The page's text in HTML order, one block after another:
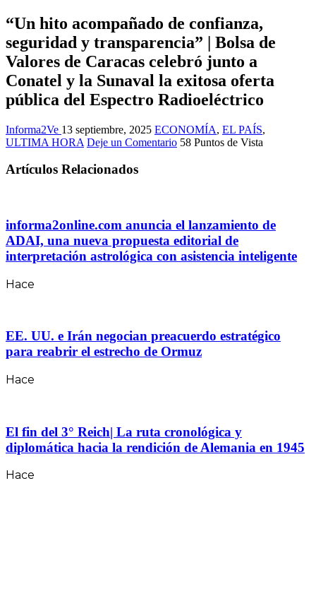
“Un hito acompañado de confianza,
seguridad y transparencia” | Bolsa de
Valores de Caracas celebró junto a
Conatel y la Sunaval la exitosa oferta
pública del Espectro Radioeléctrico
Informa2Ve 13 septiembre, 2025 ECONOMÍA, EL PAÍS,
ULTIMA HORA Deje un Comentario 58 Puntos de Vista
Artículos Relacionados
informa2online.com anuncia el lanzamiento de
ADAI, una nueva propuesta editorial de
interpretación astrológica con asistencia inteligente
Hace
EE. UU. e Irán negocian preacuerdo estratégico
para reabrir el estrecho de Ormuz
Hace
El fin del 3° Reich| La ruta cronológica y
diplomática hacia la rendición de Alemania en 1945
Hace